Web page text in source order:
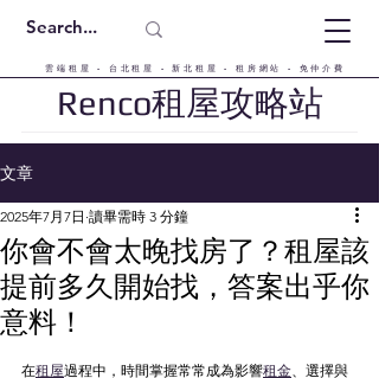
雲端租屋 - 台北租屋 - 新北租屋 - 租房網站 - 免仲介費
Renco租屋攻略站
文章
你會不會太晚找房了？租屋該
提前多久開始找，答案出乎你
意料！
2025年7月7日 讀畢需時 3 分鐘
在租屋過程中，時間掌握常常成為影響租金、選擇與